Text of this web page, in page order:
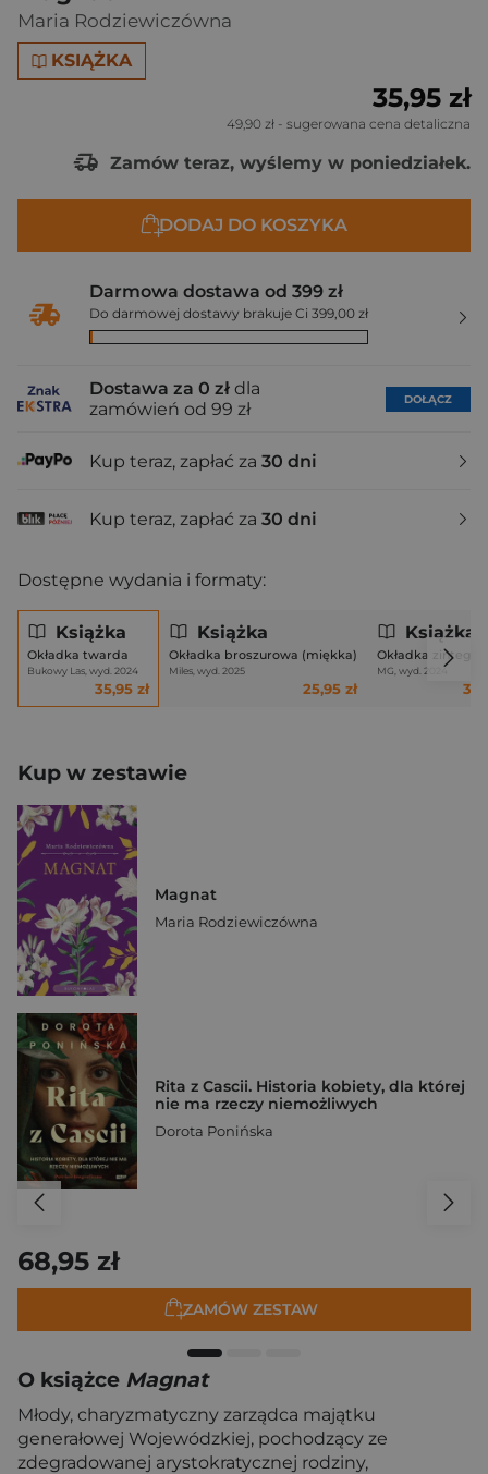
Maria Rodziewiczówna
KSIĄŻKA
35,95 zł
49,90 zł - sugerowana cena detaliczna
Zamów teraz, wyślemy w poniedziałek.
DODAJ DO KOSZYKA
Darmowa dostawa od 399 zł
Do darmowej dostawy brakuje Ci 399,00 zł
Dostawa za 0 zł dla
zamówień od 99 zł
DOŁĄCZ
Kup teraz, zapłać za 30 dni
Kup teraz, zapłać za 30 dni
Dostępne wydania i formaty:
Książka
Okładka twarda
Bukowy Las, wyd. 2024
35,95 zł
Książka
Okładka broszurowa (miękka)
Miles, wyd. 2025
25,95 zł
Książka
Okładka
MG, wyd. 2024
Kup w zestawie
Magnat
Maria Rodziewiczówna
Rita z Cascii. Historia kobiety, dla której
nie ma rzeczy niemożliwych
Dorota Ponińska
68,95 zł
ZAMÓW ZESTAW
O książce Magnat
Młody, charyzmatyczny zarządca majątku
generałowej Wojewódzkiej, pochodzący ze
zdegradowanej arystokratycznej rodziny,